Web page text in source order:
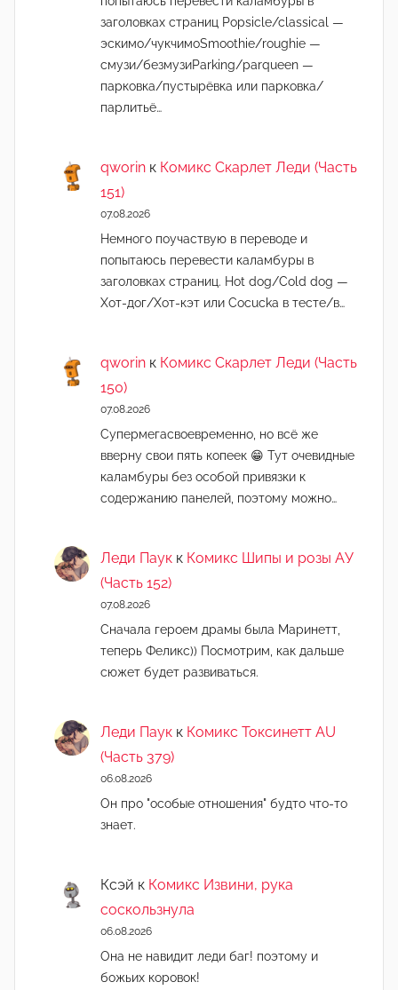
заголовках страниц Popsicle/classical —
эскимо/чукчимоSmoothie/roughie —
смузи/безмузиParking/parqueen —
парковка/пустырёвка или парковка/
парлитьё…
qworin к Комикс Скарлет Леди (Часть
151)
07.08.2026
Немного поучаствую в переводе и
попытаюсь перевести каламбуры в
заголовках страниц. Hot dog/Cold dog —
Хот-дог/Хот-кэт или Cocucka в тесте/в…
qworin к Комикс Скарлет Леди (Часть
150)
07.08.2026
Супермегасвоевременно, но всё же
вверну свои пять копеек 😁 Тут очевидные
каламбуры без особой привязки к
содержанию панелей, поэтому можно…
Леди Паук к Комикс Шипы и розы АУ
(Часть 152)
07.08.2026
Сначала героем драмы была Маринетт,
теперь Феликс)) Посмотрим, как дальше
сюжет будет развиваться.
Леди Паук к Комикс Токсинетт AU
(Часть 379)
06.08.2026
Он про "особые отношения" будто что-то
знает.
Ксэй к Комикс Извини, рука
соскользнула
06.08.2026
Она не навидит леди баг! поэтому и
божьих коровок!